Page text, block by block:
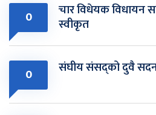
0 चार विधेयक विधायन
स्वीकृत
0 संघीय संसद्को दुवै